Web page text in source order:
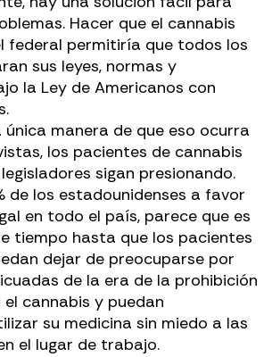
Hacer que el cannabis
federal permitiría que todos los
sus leyes, normas y
la Ley de Americanos con
.
única manera de que eso ocurra
los pacientes de cannabis
sigan presionando.
de los estadounidenses a favor
en todo el país, parece que es
tiempo hasta que los pacientes
dejar de preocuparse por
de la era de la prohibición
cannabis y puedan
su medicina sin miedo a las
el lugar de trabajo.